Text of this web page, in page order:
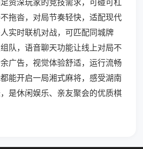
资深玩家的竞技需求，可碰可杠
拖沓，对局节奏轻快，适配现代
实时联机对战，可匹配同城牌
队，语音聊天功能让线上对局不
广告，视觉体验舒适，运行流畅
能开启一局湘式麻将，感受湖南
是休闲娱乐、亲友聚会的优质棋